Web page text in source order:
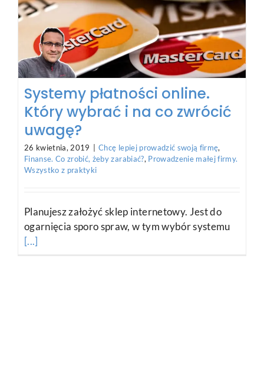
Systemy płatności online.
Który wybrać i na co zwrócić
uwagę?
26 kwietnia, 2019 Chcę lepiej prowadzić swoją firmę,
Finanse. Co zrobić, żeby zarabiać?, Prowadzenie małej firmy.
Wszystko z praktyki
Planujesz założyć sklep internetowy. Jest do
ogarnięcia sporo spraw, w tym wybór systemu
[...]